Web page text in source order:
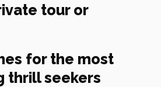
tour or
for the most
thrill seekers